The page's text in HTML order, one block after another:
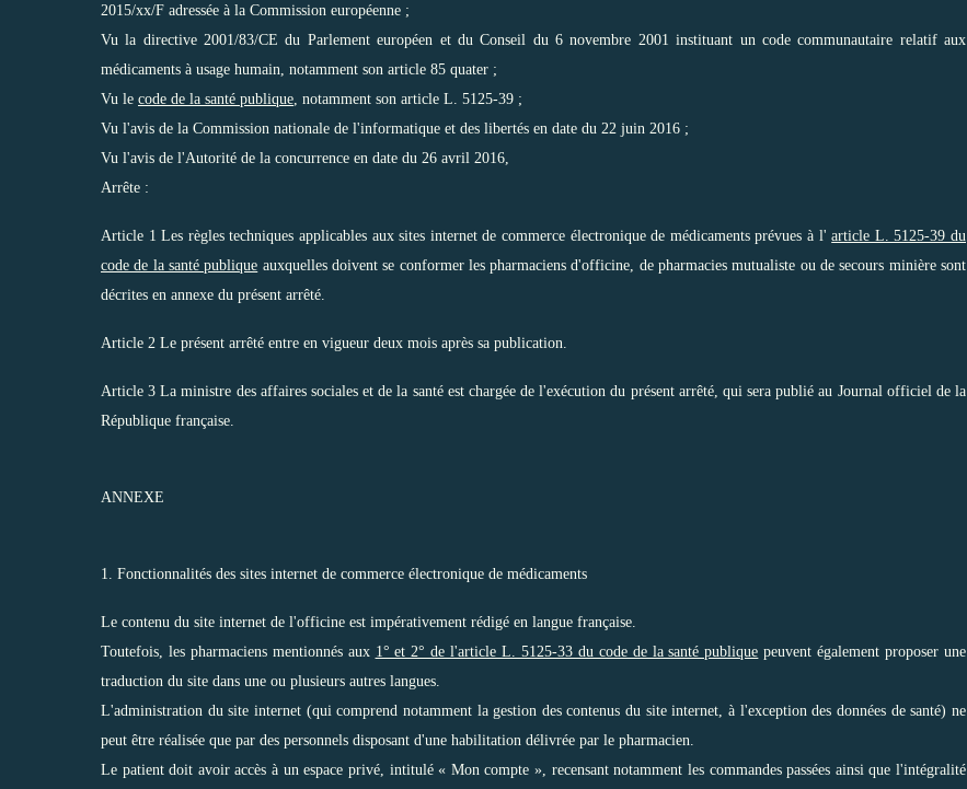
2015/xx/F adressée à la Commission européenne ;
Vu la directive 2001/83/CE du Parlement européen et du Conseil du 6 novembre 2001 instituant un code communautaire relatif aux
médicaments à usage humain, notamment son article 85 quater ;
Vu le code de la santé publique , notamment son article L. 5125-39 ;
Vu l'avis de la Commission nationale de l'informatique et des libertés en date du 22 juin 2016 ;
Vu l'avis de l'Autorité de la concurrence en date du 26 avril 2016,
Arrête :
Article 1 Les règles techniques applicables aux sites internet de commerce électronique de médicaments prévues à l'article L. 5125-39 du
code de la santé publique auxquelles doivent se conformer les pharmaciens d'officine, de pharmacies mutualiste ou de secours minière sont
décrites en annexe du présent arrêté.
Article 2 Le présent arrêté entre en vigueur deux mois après sa publication.
Article 3 La ministre des affaires sociales et de la santé est chargée de l'exécution du présent arrêté, qui sera publié au Journal officiel de la
République française.
ANNEXE
1. Fonctionnalités des sites internet de commerce électronique de médicaments
Le contenu du site internet de l'officine est impérativement rédigé en langue française.
Toutefois, les pharmaciens mentionnés aux 1° et 2° de l'article L. 5125-33 du code de la santé publique peuvent également proposer une
traduction du site dans une ou plusieurs autres langues.
L'administration du site internet (qui comprend notamment la gestion des contenus du site internet, à l'exception des données de santé) ne
peut être réalisée que par des personnels disposant d'une habilitation délivrée par le pharmacien.
Le patient doit avoir accès à un espace privé, intitulé « Mon compte », recensant notamment les commandes passées ainsi que l'intégralité